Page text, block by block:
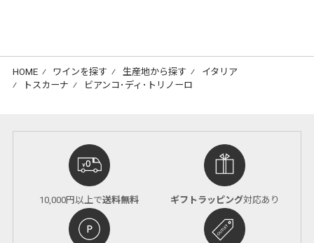
HOME ⁄ ワインを探す ⁄ 生産地から探す ⁄ イタリア
⁄
トスカーナ ⁄ ビアンコ･ディ･トリノーロ
10,000円以上で送料無料 ギフトラッピング対応あり